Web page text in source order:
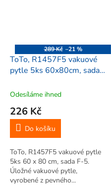
289 Kč –21 %
ToTo, R1457F5 vakuové
pytle 5ks 60x80cm, sada
Odesíláme ihned
226 Kč
Do košíku
ToTo, R1457F5 vakuové pytle
5ks 60 x 80 cm, sada F-5.
Úložné vakuové pytle,
vyrobené z pevného...